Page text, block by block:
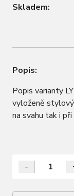
Skladem:
Popis:
Popis varianty
vyloženě
na svahu tak i
příi lyžování
zesílením 3D
-